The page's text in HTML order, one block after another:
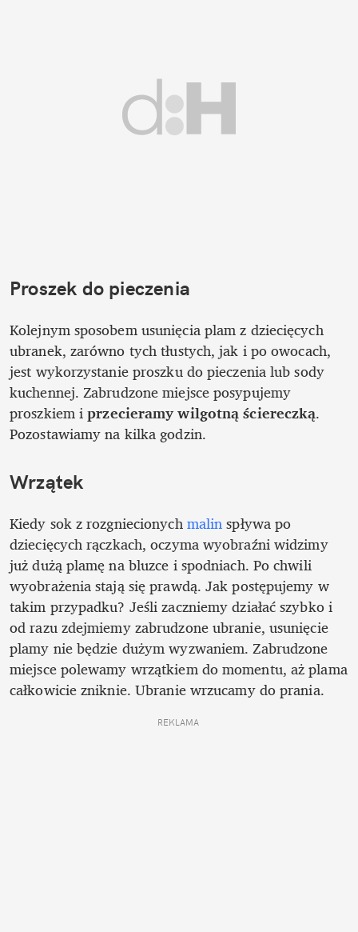
Proszek do pieczenia
Kolejnym sposobem usunięcia plam z dziecięcych
ubranek, zarówno tych tłustych, jak i po owocach,
jest wykorzystanie proszku do pieczenia lub sody
kuchennej. Zabrudzone miejsce posypujemy
proszkiem i przecieramy wilgotną ściereczką.
Pozostawiamy na kilka godzin.
Wrzątek
Kiedy sok z rozgniecionych malin spływa po
dziecięcych rączkach, oczyma wyobraźni widzimy
już dużą plamę na bluzce i spodniach. Po chwili
wyobrażenia stają się prawdą. Jak postępujemy w
takim przypadku? Jeśli zaczniemy działać szybko i
od razu zdejmiemy zabrudzone ubranie, usunięcie
plamy nie będzie dużym wyzwaniem. Zabrudzone
miejsce polewamy wrzątkiem do momentu, aż plama
całkowicie zniknie. Ubranie wrzucamy do prania.
REKLAMA